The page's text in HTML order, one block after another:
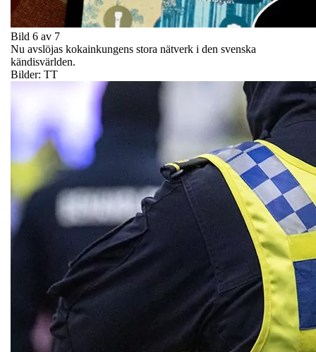
Bild 6 av 7
Nu avslöjas kokainkungens stora nätverk i den svenska
kändisvärlden.
Bilder: TT